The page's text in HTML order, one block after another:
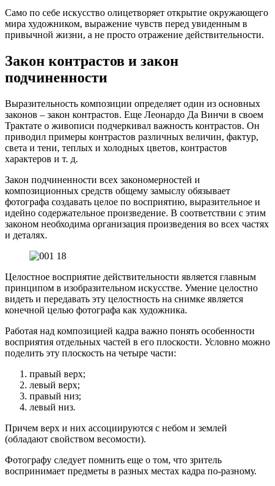
Само по себе искусство олицетворяет открытие окружающего
мира художником, выражение чувств перед увиденным в
привычной жизни, а не просто отражение действительности.
Закон контрастов и закон
подчиненности
Выразительность композиции определяет один из основных
законов – закон контрастов. Еще Леонардо Да Винчи в своем
Трактате о живописи подчеркивал важность контрастов. Он
приводил примеры контрастов различных величин, фактур,
света и тени, теплых и холодных цветов, контрастов
характеров и т. д.
Закон подчиненности всех закономерностей и
композиционных средств общему замыслу обязывает
фотографа создавать целое по восприятию, выразительное и
идейно содержательное произведение. В соответствии с этим
законом необходима организация произведения во всех частях
и деталях.
Целостное восприятие действительности является главным
принципом в изобразительном искусстве. Умение целостно
видеть и передавать эту целостность на снимке является
конечной целью фотографа как художника.
Работая над композицией кадра важно понять особенности
восприятия отдельных частей в его плоскости. Условно можно
поделить эту плоскость на четыре части:
правый верх;
левый верх;
правый низ;
левый низ.
Причем верх и них ассоциируются с небом и землей
(обладают свойством весомости).
Фотографу следует помнить еще о том, что зритель
воспринимает предметы в разных местах кадра по-разному.